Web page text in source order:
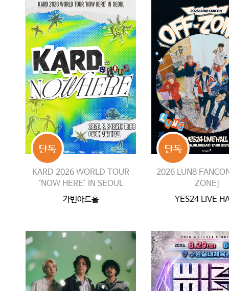
KARD 2026 WORLD TOUR
‘NOW HERE’ IN SEOUL
가빈아트홀
단독
2026 LUN8
ZONE]
YES24 LIVE
단독